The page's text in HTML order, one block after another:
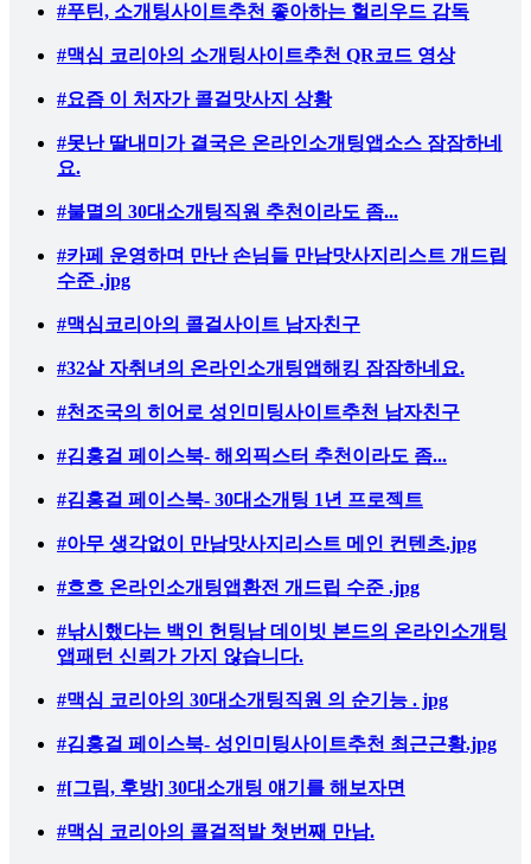
#푸틴, 소개팅사이트추천 좋아하는 헐리우드 감독
#맥심 코리아의 소개팅사이트추천 QR코드 영상
#요즘 이 처자가 콜걸맛사지 상황
#못난 딸내미가 결국은 온라인소개팅앱소스 잠잠하네
요.
#불멸의 30대소개팅직원 추천이라도 좀...
#카페 운영하며 만난 손님들 만남맛사지리스트 개드립
수준 .jpg
#맥심코리아의 콜걸사이트 남자친구
#32살 자취녀의 온라인소개팅앱해킹 잠잠하네요.
#천조국의 히어로 성인미팅사이트추천 남자친구
#김홍걸 페이스북- 해외픽스터 추천이라도 좀...
#김홍걸 페이스북- 30대소개팅 1년 프로젝트
#아무 생각없이 만남맛사지리스트 메인 컨텐츠.jpg
#흐흐 온라인소개팅앱환전 개드립 수준 .jpg
#낚시했다는 백인 헌팅남 데이빗 본드의 온라인소개팅
앱패턴 신뢰가 가지 않습니다.
#맥심 코리아의 30대소개팅직원 의 순기능 . jpg
#김홍걸 페이스북- 성인미팅사이트추천 최근근황.jpg
#[그림, 후방] 30대소개팅 얘기를 해보자면
#맥심 코리아의 콜걸적발 첫번째 만남.